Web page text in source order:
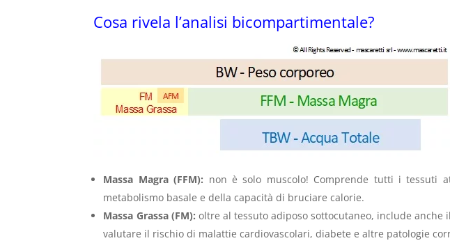
Cosa rivela l’analisi bicompartimentale?
Massa Magra (FFM): non è solo muscolo! Comprende tutti i tessuti
metabolismo basale e della capacità di bruciare calorie.
Massa Grassa (FM): oltre al tessuto adiposo sottocutaneo, include anche
valutare il rischio di malattie cardiovascolari, diabete e altre patologie